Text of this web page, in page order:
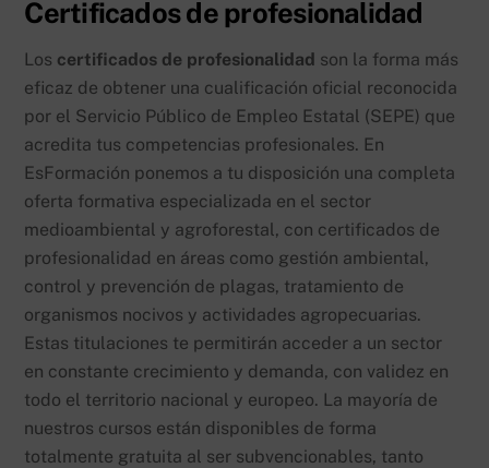
Certificados de profesionalidad
Los certificados de profesionalidad son la forma más
eficaz de obtener una cualificación oficial reconocida
por el Servicio Público de Empleo Estatal (SEPE) que
acredita tus competencias profesionales. En
EsFormación ponemos a tu disposición una completa
oferta formativa especializada en el sector
medioambiental y agroforestal, con certificados de
profesionalidad en áreas como gestión ambiental,
control y prevención de plagas, tratamiento de
organismos nocivos y actividades agropecuarias.
Estas titulaciones te permitirán acceder a un sector
en constante crecimiento y demanda, con validez en
todo el territorio nacional y europeo. La mayoría de
nuestros cursos están disponibles de forma
totalmente gratuita al ser subvencionables, tanto